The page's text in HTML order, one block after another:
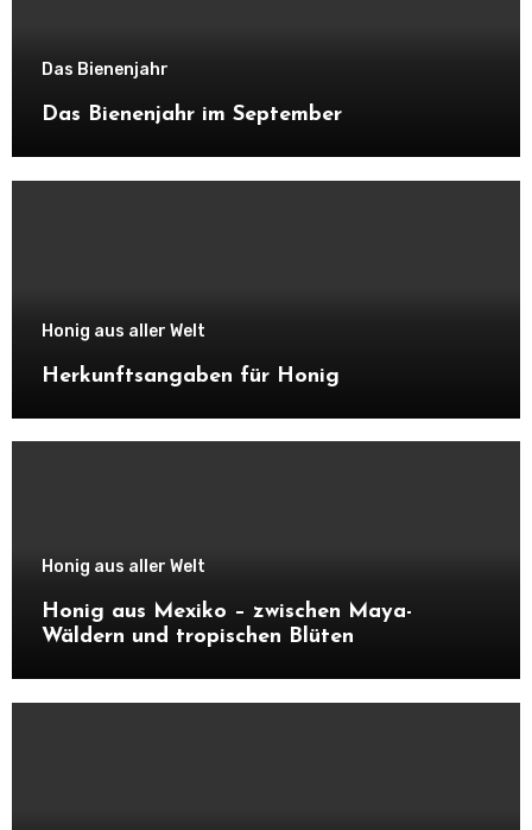
Das Bienenjahr
Das Bienenjahr im September
Honig aus aller Welt
Herkunftsangaben für Honig
Honig aus aller Welt
Honig aus Mexiko – zwischen Maya-
Wäldern und tropischen Blüten